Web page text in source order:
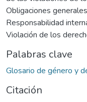
Obligaciones
Responsabilidad
Violación de los
Palabras clave
Glosario de género y
Citación